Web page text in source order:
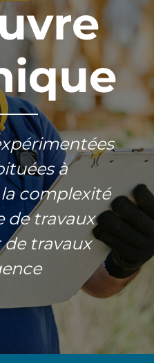
à
complexité
de travaux
travaux